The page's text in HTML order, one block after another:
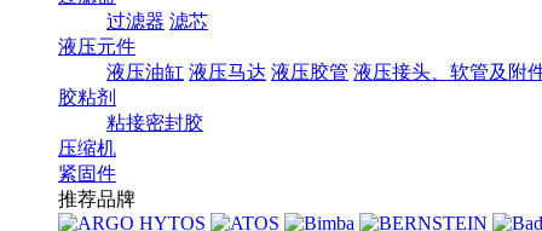
过滤器 滤芯
液压元件
液压油缸 液压马达 液压胶管 液压接头、软管及附
胶粘剂
粘接密封胶
压缩机
紧固件
推荐品牌